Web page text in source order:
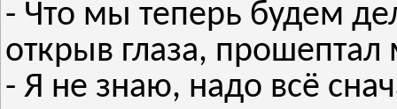
- Что мы теперь будем
открыв глаза, прошептал
- Я не знаю, надо всё